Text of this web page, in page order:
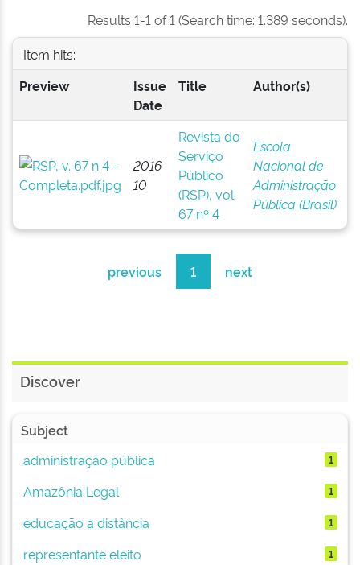
Results 1-1 of 1 (Search time: 1.389 seconds).
Item hits:
Preview
Issue
Date
Title Author(s)
2016-
10
Revista do
Serviço
Público
(RSP), vol.
67 nº 4
Escola
Nacional de
Administração
Pública (Brasil)
previous 1 next
Discover
Subject
administração pública
1
Amazônia Legal 1
educação a distância 1
representante eleito 1